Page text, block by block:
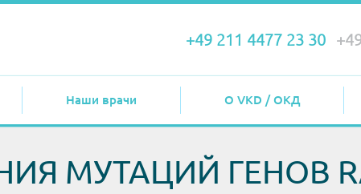
+49 211 4477 23 30
Наши врачи О VKD / ОКД
МУТАЦИЙ ГЕНОВ